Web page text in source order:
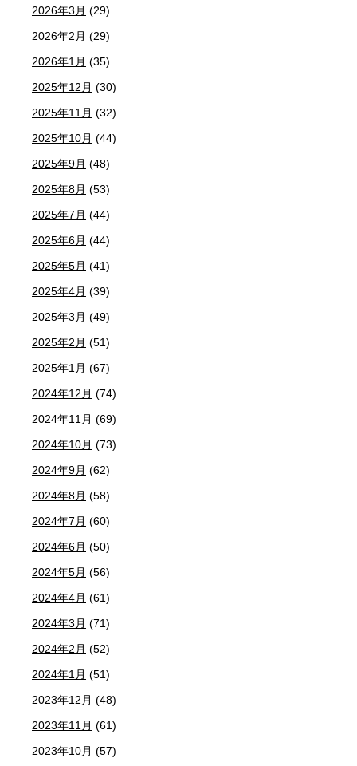
2026年3月 (29)
2026年2月 (29)
2026年1月 (35)
2025年12月 (30)
2025年11月 (32)
2025年10月 (44)
2025年9月 (48)
2025年8月 (53)
2025年7月 (44)
2025年6月 (44)
2025年5月 (41)
2025年4月 (39)
2025年3月 (49)
2025年2月 (51)
2025年1月 (67)
2024年12月 (74)
2024年11月 (69)
2024年10月 (73)
2024年9月 (62)
2024年8月 (58)
2024年7月 (60)
2024年6月 (50)
2024年5月 (56)
2024年4月 (61)
2024年3月 (71)
2024年2月 (52)
2024年1月 (51)
2023年12月 (48)
2023年11月 (61)
2023年10月 (57)